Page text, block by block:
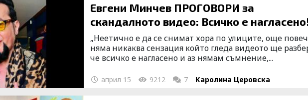
Евгени Минчев ПРОГОВОРИ за
скандалното видео: Всичко е
„Неетично е да се снимат хора по улиците, още
няма никаква сензация който гледа видеото ще
че всичко е нагласено и аз нямам съмнение,...
април 15 9212 7 Каролина Церовска